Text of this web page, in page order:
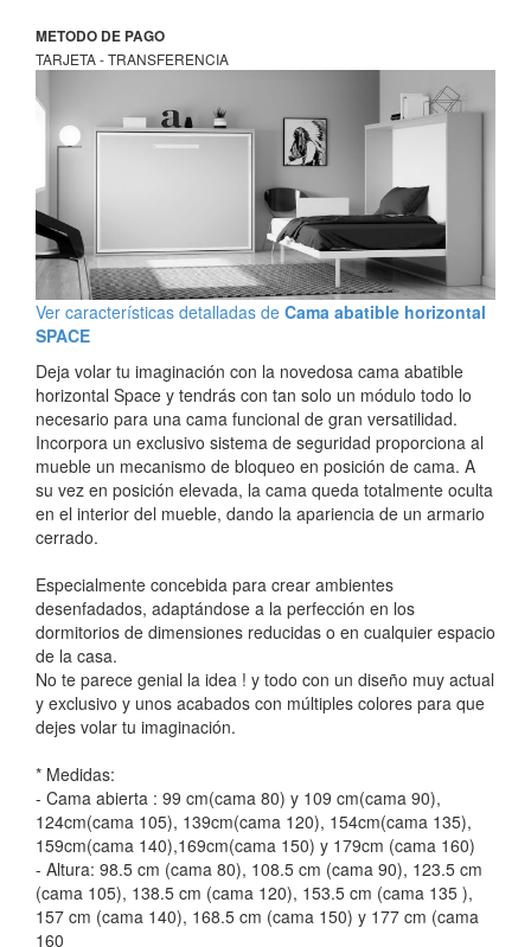
METODO DE PAGO
TARJETA - TRANSFERENCIA
Ver características detalladas de Cama abatible horizontal
SPACE
Deja volar tu imaginación con la novedosa cama abatible
horizontal Space y tendrás con tan solo un módulo todo lo
necesario para una cama funcional de gran versatilidad.
Incorpora un exclusivo sistema de seguridad proporciona al
mueble un mecanismo de bloqueo en posición de cama. A
su vez en posición elevada, la cama queda totalmente oculta
en el interior del mueble, dando la apariencia de un armario
cerrado.
Especialmente concebida para crear ambientes
desenfadados, adaptándose a la perfección en los
dormitorios de dimensiones reducidas o en cualquier espacio
de la casa.
No te parece genial la idea ! y todo con un diseño muy actual
y exclusivo y unos acabados con múltiples colores para que
dejes volar tu imaginación.
* Medidas:
- Cama abierta : 99 cm(cama 80) y 109 cm(cama 90),
124cm(cama 105), 139cm(cama 120), 154cm(cama 135),
159cm(cama 140),169cm(cama 150) y 179cm (cama 160)
- Altura: 98.5 cm (cama 80), 108.5 cm (cama 90), 123.5 cm
(cama 105), 138.5 cm (cama 120), 153.5 cm (cama 135 ),
157 cm (cama 140), 168.5 cm (cama 150) y 177 cm (cama
160